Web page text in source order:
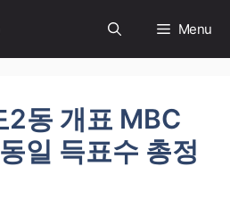
Menu
2동 개표 MBC
일 득표수 총정